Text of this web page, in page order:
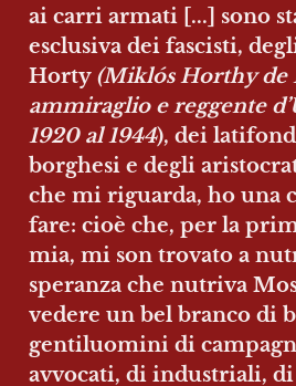
ai carri armati [...] sono
esclusiva dei fascisti,
Horty (Miklós Horthy de
ammiraglio e reggente
1920 al 1944), dei
borghesi e degli
che mi riguarda, ho una
fare: cioè che, per la
mia, mi son trovato a
speranza che nutriva
vedere un bel branco di
gentiluomini di
avvocati, di industriali,